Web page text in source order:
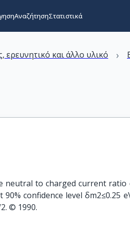
ΑναζήτησηΣτατιστικά
ερευνητικό και άλλο υλικό ›
neutral to charged current ratio
confidence level δm2≤0.25
© 1990.